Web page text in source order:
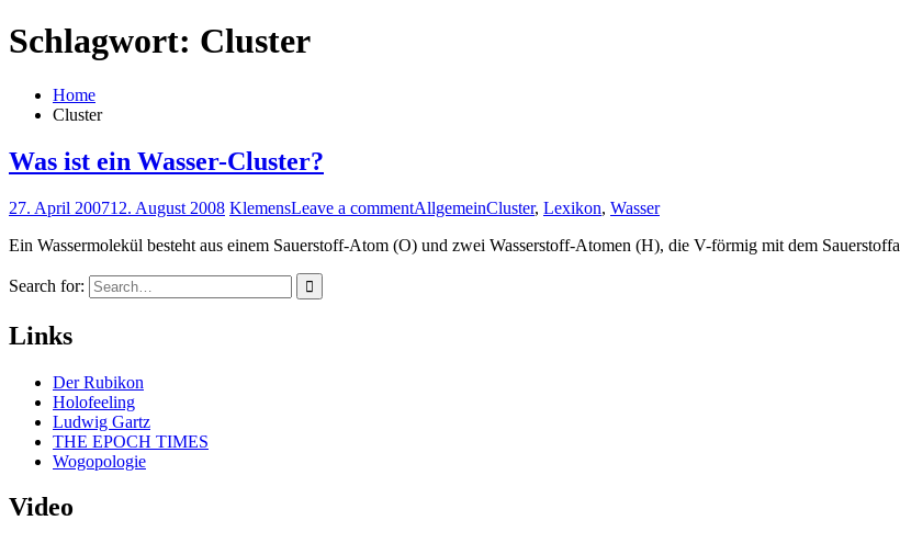
Schlagwort: Cluster
Home
Cluster
Was ist ein Wasser-Cluster?
27. April 200712. August 2008 KlemensLeave a commentAllgemeinCluster, Lexikon, Wasser
Ein Wassermolekül besteht aus einem Sauerstoff-Atom (O) und zwei Wasserstoff-Atomen (H), die V-förmig mit dem
Search for:
Links
Der Rubikon
Holofeeling
Ludwig Gartz
THE EPOCH TIMES
Wogopologie
Video